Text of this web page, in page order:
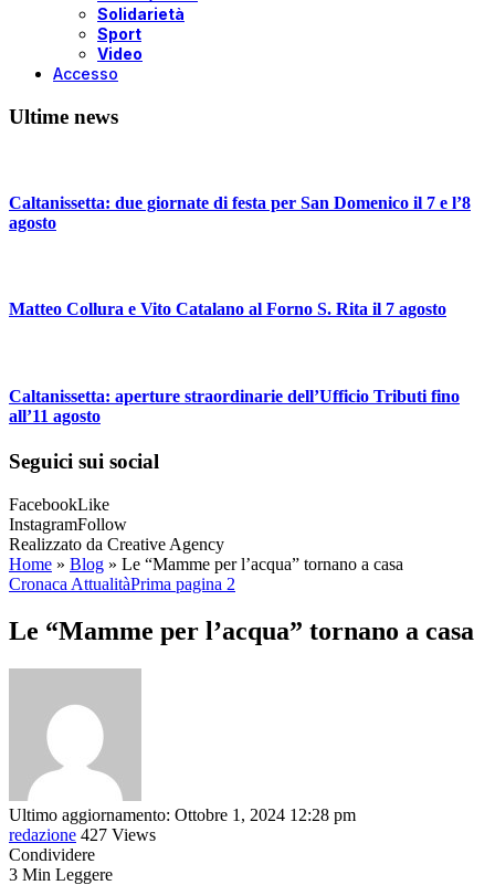
Solidarietà
Sport
Video
Accesso
Ultime news
Caltanissetta: due giornate di festa per San Domenico il 7 e l’8
agosto
Matteo Collura e Vito Catalano al Forno S. Rita il 7 agosto
Caltanissetta: aperture straordinarie dell’Ufficio Tributi fino
all’11 agosto
Seguici sui social
FacebookLike
InstagramFollow
Realizzato da Creative Agency
Home » Blog » Le “Mamme per l’acqua” tornano a casa
Cronaca AttualitàPrima pagina 2
Le “Mamme per l’acqua” tornano a casa
Ultimo aggiornamento: Ottobre 1, 2024 12:28 pm
redazione 427 Views
Condividere
3 Min Leggere